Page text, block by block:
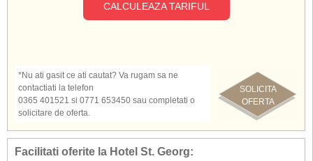
CALCULEAZA TARIFUL
SOLICITA
OFERTA
*Nu ati gasit ce ati cautat? Va rugam sa ne
contactiati la telefon
0365 401521 si 0771 653450 sau completati o
solicitare de oferta.
Facilitati oferite la Hotel St. Georg: